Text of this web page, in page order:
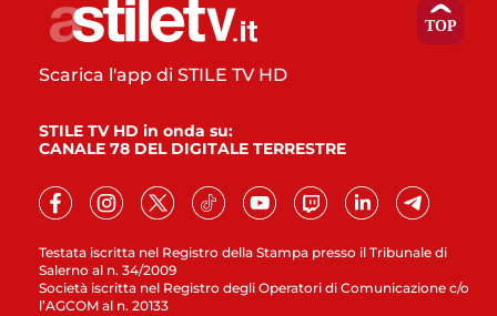
Testata iscritta nel Registro della Stampa presso il Tribunale di
Salerno al n. 34/2009
Società iscritta nel Registro degli Operatori di Comunicazione c/o
l’AGCOM al n. 20133
Scarica l'app di STILE TV HD
STILE TV HD in onda su:
CANALE 78 DEL DIGITALE TERRESTRE